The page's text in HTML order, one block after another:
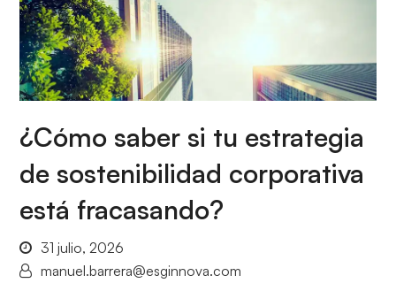
¿Cómo saber si tu estrategia
de sostenibilidad corporativa
está fracasando?
31 julio, 2026
manuel.barrera@esginnova.com